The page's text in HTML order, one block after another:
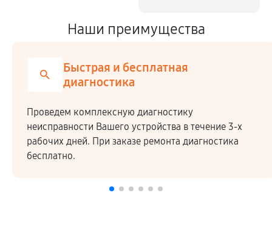
Наши преимущества
Быстрая и бесплатная
диагностика
Проведем комплексную диагностику
неисправности Вашего устройства в течение 3-х
рабочих дней. При заказе ремонта диагностика
бесплатно.